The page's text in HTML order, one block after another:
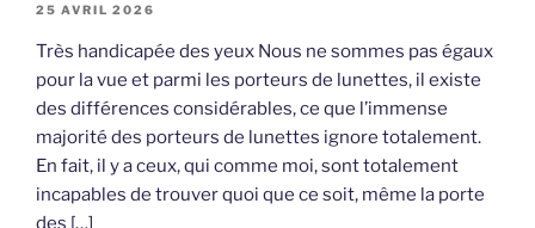
25 AVRIL 2026
Très handicapée des yeux Nous ne sommes pas égaux
pour la vue et parmi les porteurs de lunettes, il existe
des différences considérables, ce que l’immense
majorité des porteurs de lunettes ignore totalement.
En fait, il y a ceux, qui comme moi, sont totalement
incapables de trouver quoi que ce soit, même la porte
des […]